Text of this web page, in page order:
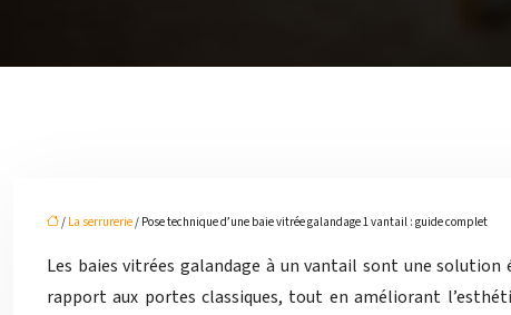
/ La serrurerie/ Pose technique d’une baie vitrée galandage 1 vantail : guide complet
Les baies vitrées galandage à un vantail sont une
rapport aux portes classiques, tout en améliorant